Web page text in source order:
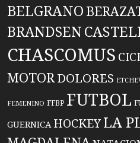
BELGRANO
BRANDSEN
CHASCOMUS
MOTORDOLORES
FEMENINO FFBP FUTBOL
GUERNICA HOCKEYLA